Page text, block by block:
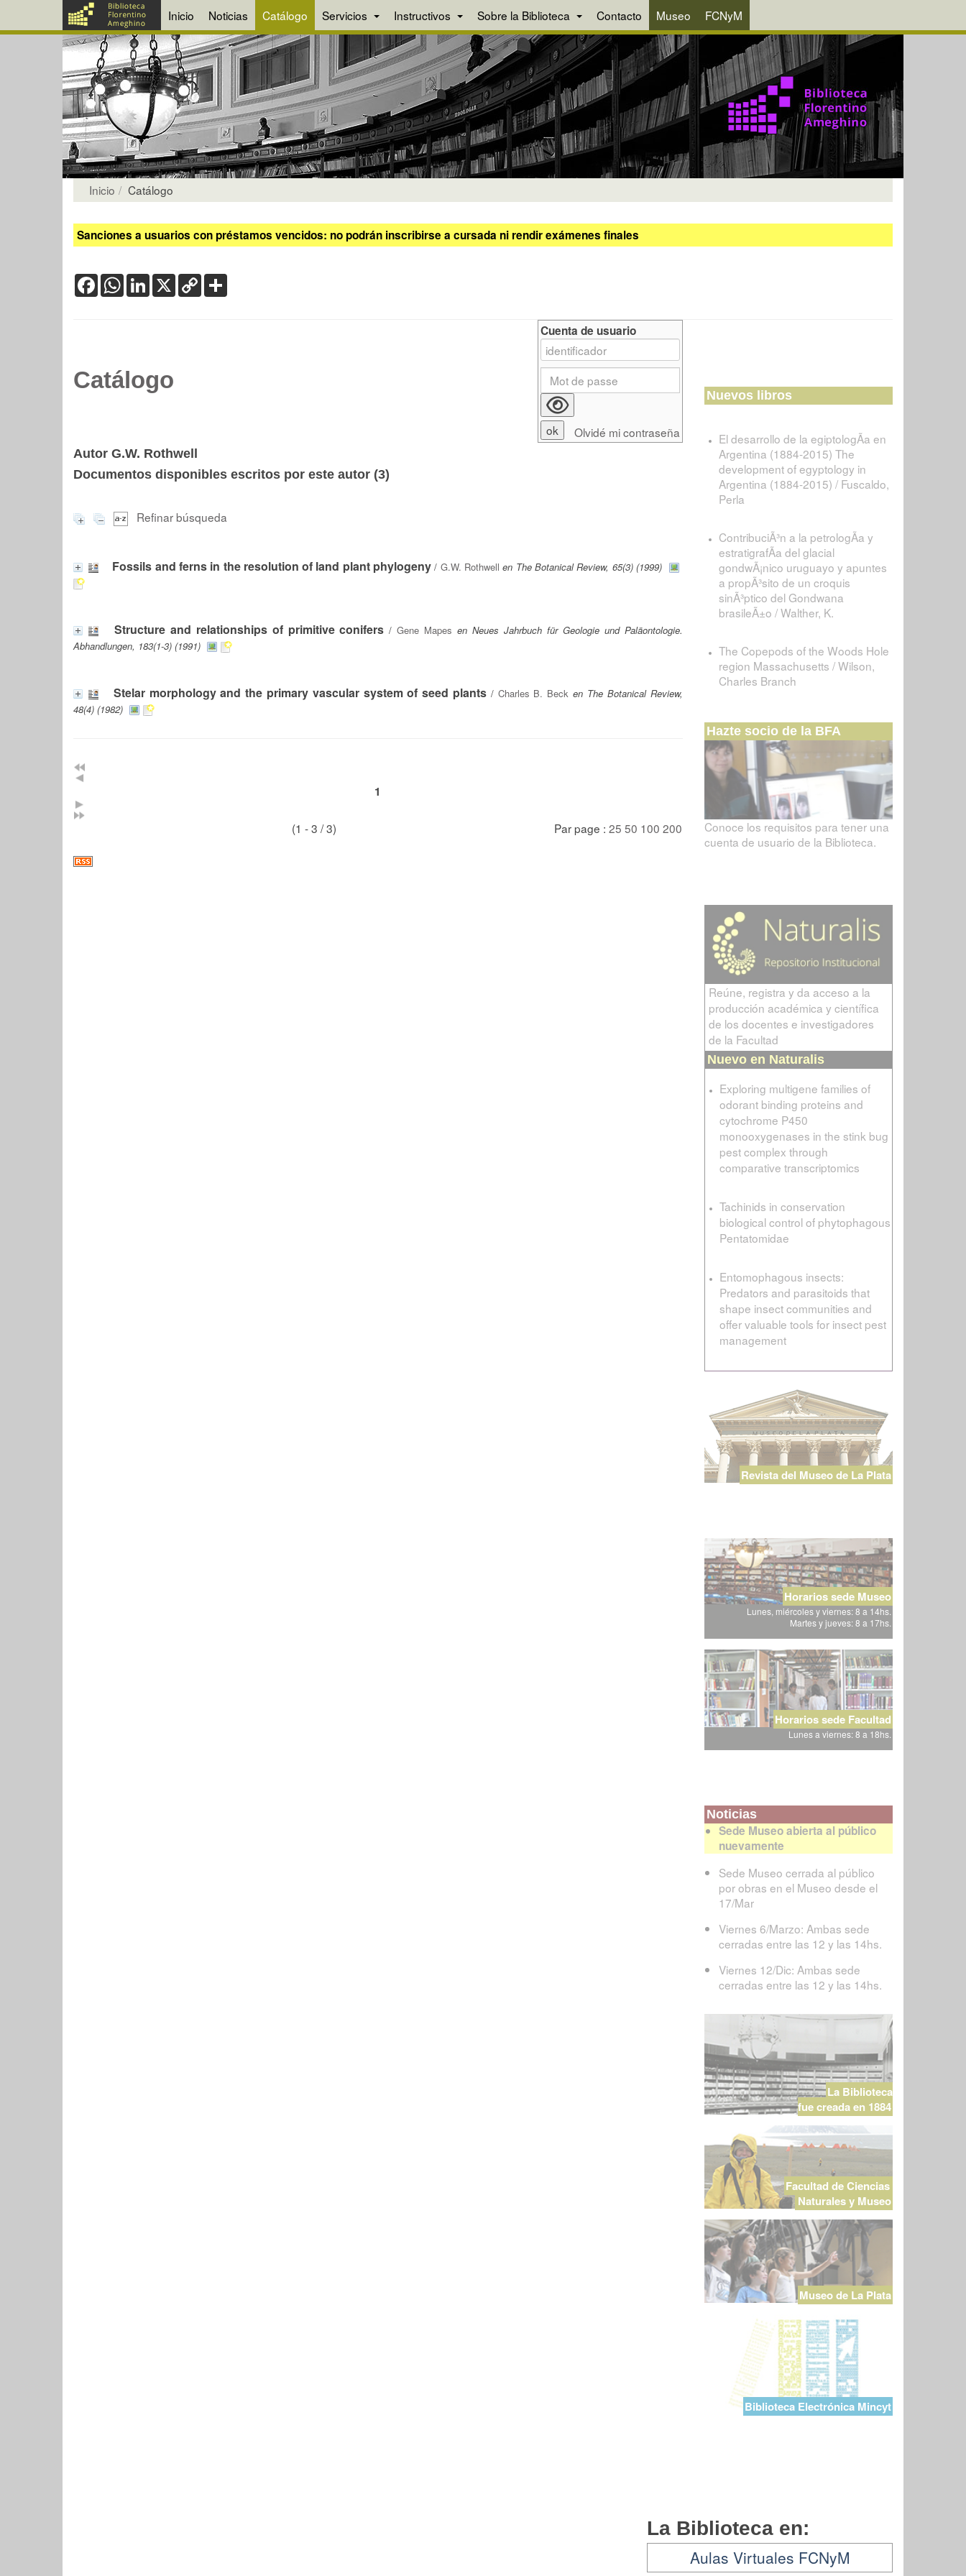
Inicio Noticias Catálogo Servicios Instructivos Sobre la Biblioteca Contacto Museo FCNyM
Inicio Catálogo
Sanciones a usuarios con préstamos vencidos: no podrán inscribirse a cursada ni rendir exámenes finales
FacebookWhatsApp
LinkedIn
X Copy
Link
Catálogo
Autor G.W. Rothwell
Documentos disponibles escritos por este autor (3)
Refinar búsqueda
Fossils and ferns in the resolution of land plant phylogeny / G.W. Rothwell en The Botanical Review, 65(3) (1999)
Structure and relationships of primitive conifers /Gene Mapes en Neues Jahrbuch für Geologie und Paläontologie.
Abhandlungen, 183(1-3) (1991)
Stelar morphology and the primary vascular system of seed plants / Charles B. Beck en The Botanical Review,
48(4) (1982)
1
(1 - 3 / 3) Par page : 25 50 100 200
Cuenta de usuario
Olvidé mi contraseña
Nuevos libros
El desarrollo de la egiptologÃ­a en
Argentina (1884-2015) The
development of egyptology in
Argentina (1884-2015) / Fuscaldo,
Perla
ContribuciÃ³n a la petrologÃ­a y
estratigrafÃ­a del glacial
gondwÃ¡nico uruguayo y apuntes
a propÃ³sito de un croquis
sinÃ³ptico del Gondwana
brasileÃ±o / Walther, K.
The Copepods of the Woods Hole
region Massachusetts / Wilson,
Charles Branch
Hazte socio de la BFA
Conoce los requisitos para tener una
cuenta de usuario de la Biblioteca.
Reúne, registra y da acceso a la
producción académica y científica
de los docentes e investigadores
de la Facultad
Nuevo en Naturalis
Exploring multigene families of
odorant binding proteins and
cytochrome P450
monooxygenases in the stink bug
pest complex through
comparative transcriptomics
Tachinids in conservation
biological control of phytophagous
Pentatomidae
Entomophagous insects:
Predators and parasitoids that
shape insect communities and
offer valuable tools for insect pest
management
Revista del Museo de La Plata
Horarios sede Museo
Lunes, miércoles y viernes: 8 a 14hs.
Martes y jueves: 8 a 17hs.
Horarios sede Facultad
Lunes a viernes: 8 a 18hs.
Noticias
Sede Museo abierta al público
nuevamente
Sede Museo cerrada al público
por obras en el Museo desde el
17/Mar
Viernes 6/Marzo: Ambas sede
cerradas entre las 12 y las 14hs.
Viernes 12/Dic: Ambas sede
cerradas entre las 12 y las 14hs.
La Biblioteca
fue creada en 1884
Facultad de Ciencias
Naturales y Museo
Museo de La Plata
Biblioteca Electrónica Mincyt
La Biblioteca en:
Aulas Virtuales FCNyM